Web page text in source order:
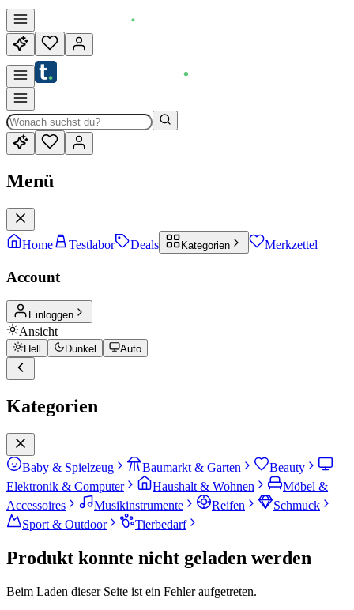
Menü
Home Testlabor Deals Kategorien Merkzettel
Account
Einloggen
Ansicht
Hell Dunkel Auto
Kategorien
Baby & Spielzeug Baumarkt & Garten
Beauty
Elektronik & Computer
Haushalt & Wohnen
Möbel &
Accessoires
Musikinstrumente Reifen
Schmuck
Sport & Outdoor
Tierbedarf
Produkt konnte nicht geladen werden
Beim Laden dieser Seite ist ein Fehler aufgetreten.